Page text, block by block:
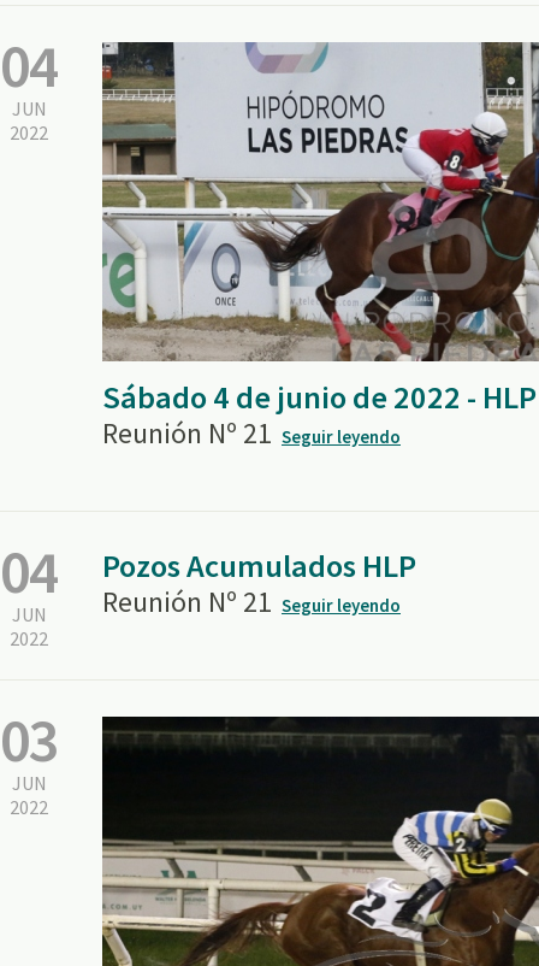
04
JUN
2022
Sábado 4 de junio de 2022 - HLP
Reunión Nº 21 Seguir leyendo
04
JUN
2022
Pozos Acumulados HLP
Reunión Nº 21 Seguir leyendo
03
JUN
2022